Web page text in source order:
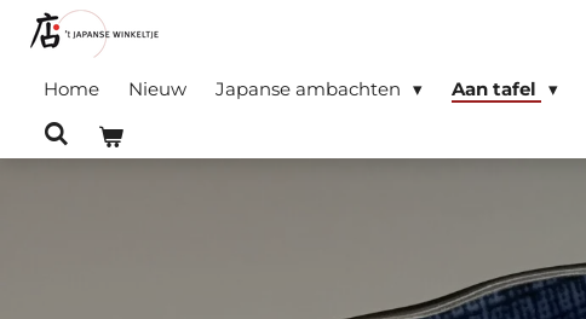
Ga
naar
Home Nieuw Japanse ambachten Aan tafel